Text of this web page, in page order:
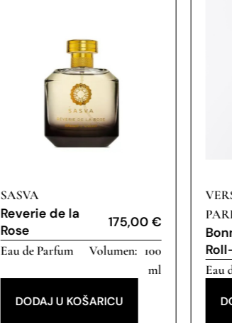
SASVA
Reverie de la
Rose
175,00 €
Eau de Parfum
100
ml
DODAJ U KOŠARICU
Eau